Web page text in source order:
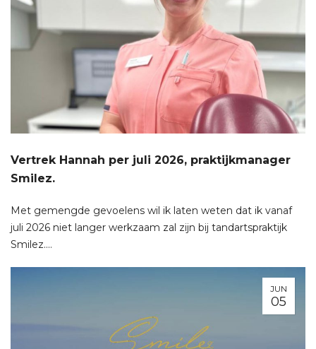
Vertrek Hannah per juli 2026, praktijkmanager
Smilez.
Met gemengde gevoelens wil ik laten weten dat ik vanaf
juli 2026 niet langer werkzaam zal zijn bij tandartspraktijk
Smilez.…
JUN
05